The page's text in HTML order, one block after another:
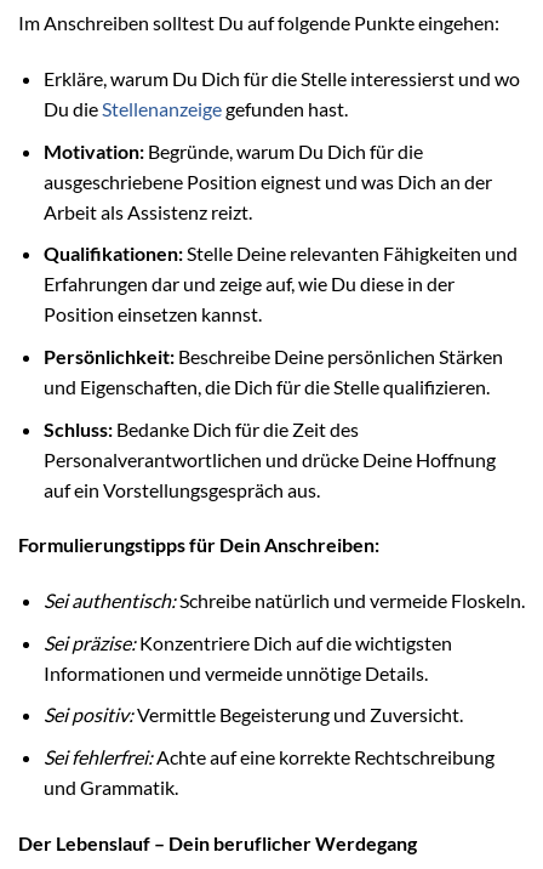
Im Anschreiben solltest Du auf folgende Punkte eingehen:
Erkläre, warum Du Dich für die Stelle interessierst und wo
Du dieStellenanzeigegefunden hast.
Motivation:Begründe, warum Du Dich für die
ausgeschriebene Position eignest und was Dich an der
Arbeit als Assistenz reizt.
Qualifikationen:Stelle Deine relevanten Fähigkeiten und
Erfahrungen dar und zeige auf, wie Du diese in der
Position einsetzen kannst.
Persönlichkeit:Beschreibe Deine persönlichen Stärken
und Eigenschaften, die Dich für die Stelle qualifizieren.
Schluss:Bedanke Dich für die Zeit des
Personalverantwortlichen und drücke Deine Hoffnung
auf ein Vorstellungsgespräch aus.
Formulierungstipps für Dein Anschreiben:
Sei authentisch:Schreibe natürlich und vermeide Floskeln.
Sei präzise:Konzentriere Dich auf die wichtigsten
Informationen und vermeide unnötige Details.
Sei positiv:Vermittle Begeisterung und Zuversicht.
Sei fehlerfrei:Achte auf eine korrekte Rechtschreibung
und Grammatik.
Der Lebenslauf – Dein beruflicher Werdegang